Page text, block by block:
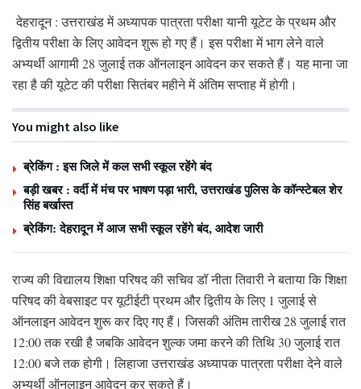
देहरादून : उत्तराखंड में अध्यापक पात्रता परीक्षा यानी यूटेट के प्रथम और
द्वितीय परीक्षा के लिए आवेदन शुरू हो गए हैं। इस परीक्षा में भाग लेने वाले
अभ्यर्थी आगामी 28 जुलाई तक ऑनलाइन आवेदन कर सकते हैं। यह माना जा
रहा है की यूटेट की परीक्षा सितंबर महीने में अंतिम सप्ताह में होगी।
You might also like
ब्रेकिंग : इस जिले में कल सभी स्कूल रहेंगे बंद
बड़ी खबर : वर्दी में मंच पर भाषण पड़ा भारी, उत्तराखंड पुलिस के कॉन्स्टेबल शेर
सिंह बर्खास्त
ब्रेकिंग: देहरादून में आज सभी स्कूल रहेंगे बंद, आदेश जारी
राज्य की विद्यालय शिक्षा परिषद की सचिव डॉ नीता तिवारी ने बताया कि शिक्षा
परिषद की वेबसाइट पर यूटीईटी प्रथम और द्वितीय के लिए 1 जुलाई से
ऑनलाइन आवेदन शुरू कर दिए गए हैं। जिसकी अंतिम तारीख 28 जुलाई रात
12:00 तक रखी है जबकि आवेदन शुल्क जमा करने की तिथि 30 जुलाई रात
12:00 बजे तक होगी। लिहाजा उत्तराखंड अध्यापक पात्रता परीक्षा देने वाले
अभ्यर्थी ऑनलाइन आवेदन कर सकते हैं।